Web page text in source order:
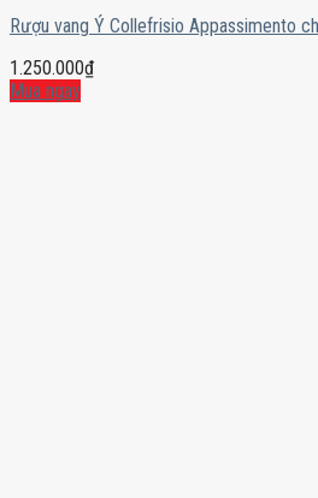
Rượu vang Ý Collefrisio Appassimento
1.250.000₫
Mua ngay